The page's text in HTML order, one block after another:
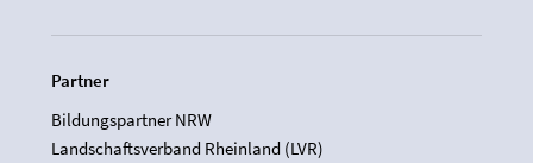
Partner
Bildungspartner NRW
Landschaftsverband Rheinland (LVR)